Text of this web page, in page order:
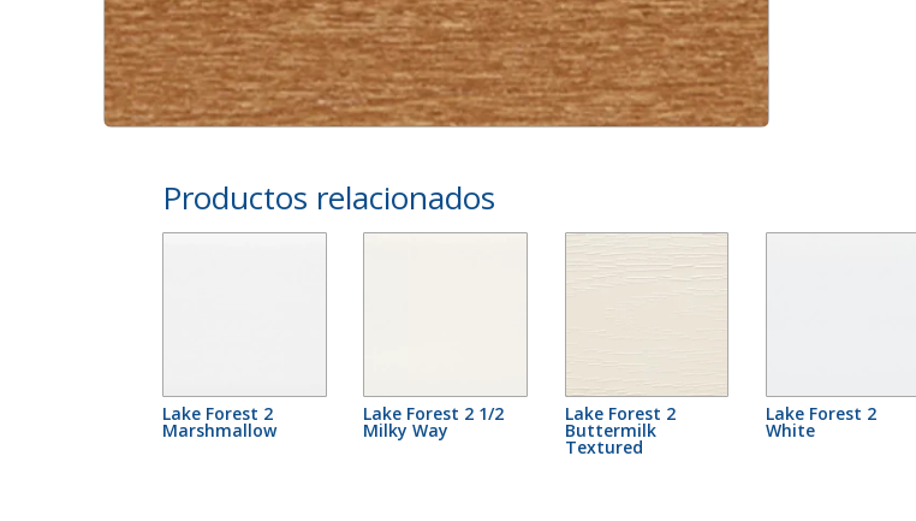
Productos relacionados
Lake Forest 2
Marshmallow
Lake Forest 2 1/2
Milky Way
Lake Forest 2
Buttermilk
Textured
Lake Forest 2
White